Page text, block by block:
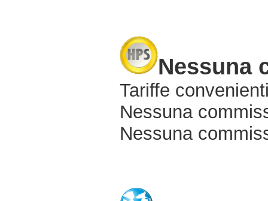
Nessuna
Tariffe
Nessuna
Nessuna